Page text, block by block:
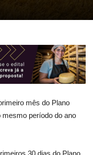
mês do Plano
período do ano
30 dias do Plano